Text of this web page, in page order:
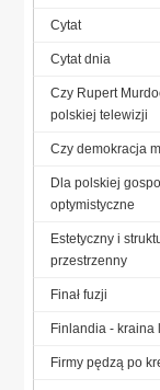
Cytat
Cytat dnia
Czy Rupert
polskiej telewizji
Czy demokracja
Dla polskiej
optymistyczne
Estetyczny i
przestrzenny
Finał fuzji
Finlandia - kraina
Firmy pędzą po